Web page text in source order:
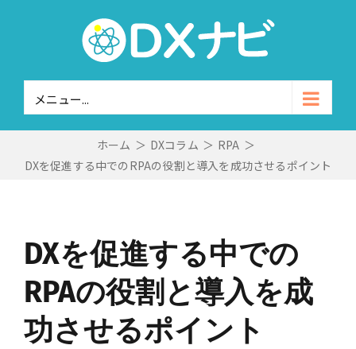
メニュー...
ホーム ＞ DXコラム ＞ RPA ＞
DXを促進する中でのRPAの役割と導入を成功させるポイント
DXを促進する中での
RPAの役割と導入を成
功させるポイント